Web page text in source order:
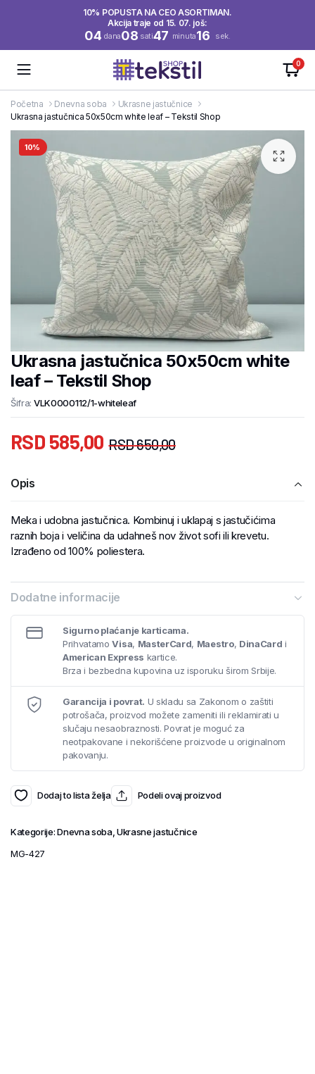
10% POPUSTA NA CEO ASORTIMAN.
Akcija traje od 15. 07. još:
04 dana08 sati47 minuta16 sek.
0
Početna Dnevna soba
Ukrasne jastučnice
Ukrasna jastučnica 50x50cm white leaf – Tekstil Shop
10%
Ukrasna jastučnica 50x50cm white
leaf – Tekstil Shop
Šifra: VLK0000112/1-whiteleaf
RSD650,00
RSD 585,00
Opis
Meka i udobna jastučnica. Kombinuj i uklapaj s jastučićima
raznih boja i veličina da udahneš nov život sofi ili krevetu.
Izrađeno od 100% poliestera.
Dodatne informacije
Sigurno plaćanje karticama.
PrihvatamoVisa, MasterCard, Maestro, DinaCard i
American Express kartice.
Brza i bezbedna kupovina uz isporuku širom Srbije.
Garancija i povrat. U skladu sa Zakonom o zaštiti
potrošača, proizvod možete zameniti ili reklamirati u
slučaju nesaobraznosti. Povrat je moguć za
neotpakovane i nekorišćene proizvode u originalnom
pakovanju.
Dodaj to lista želja Podeli ovaj proizvod
Kategorije:Dnevna soba,Ukrasne jastučnice
MG-427